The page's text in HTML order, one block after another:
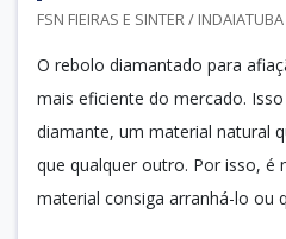
FSN FIEIRAS E SINTER /
O rebolo diamantado para
mais eficiente do mercado.
diamante, um material natural
que qualquer outro. Por isso, é
material consiga arranhá-lo ou